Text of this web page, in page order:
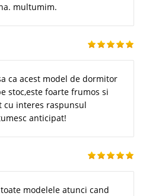
multumim.
ca acest model de dormitor
stoc,este foarte frumos si
cu interes raspunsul
anticipat!
modelele atunci cand